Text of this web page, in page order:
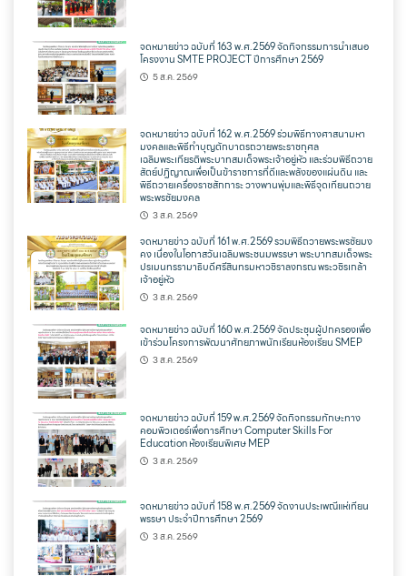
จดหมายข่าว ฉบับที่ 163 พ.ศ.2569 จัดกิจกรรมการนำเสนอ
โครงงาน SMTE PROJECT ปีการศึกษา 2569
5 ส.ค. 2569
จดหมายข่าว ฉบับที่ 162 พ.ศ.2569 ร่วมพิธีทางศาสนามหา
มงคลและพิธีทำบุญตักบาตรถวายพระราชกุศล
เฉลิมพระเกียรติพระบาทสมเด็จพระเจ้าอยู่หัว และร่วมพิธีถวาย
สัตย์ปฏิญาณเพื่อเป็นข้าราชการที่ดีและพลังของแผ่นดิน และ
พิธีถวายเครื่องราชสักการะ วางพานพุ่มและพิธีจุดเทียนถวาย
พระพรชัยมงคล
3 ส.ค. 2569
จดหมายข่าว ฉบับที่ 161 พ.ศ.2569 รวมพิธีถวายพระพรชัยมง
คง เนื่องในโอกาสวันเฉลิมพระชนมพรรษา พระบาทสมเด็จพระ
ปรเมนทรรามาธิบดีศรีสินทรมหาวชิราลงกรณ พระวชิรเกล้า
เจ้าอยู่หัว
3 ส.ค. 2569
จดหมายข่าว ฉบับที่ 160 พ.ศ.2569 จัดประชุมผู้ปกครองเพื่อ
เข้าร่วมโครงการพัฒนาศักยภาพนักเรียนห้องเรียน SMEP
3 ส.ค. 2569
จดหมายข่าว ฉบับที่ 159 พ.ศ.2569 จัดกิจกรรมทักษะทาง
คอมพิวเตอร์เพื่อการศึกษา Computer Skills For
Education ห้องเรียนพิเศษ MEP
3 ส.ค. 2569
จดหมายข่าว ฉบับที่ 158 พ.ศ.2569 จัดงานประเพณีแห่เทียน
พรรษา ประจำปีการศึกษา 2569
3 ส.ค. 2569